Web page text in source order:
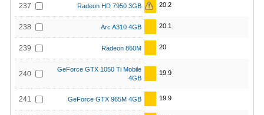
237 Radeon HD 7950 3GB 20.2
238 Arc A310 4GB 20.1
239 Radeon 860M 20
240
GeForce GTX 1050 Ti Mobile
4GB
19.9
241 GeForce GTX 965M 4GB 19.9